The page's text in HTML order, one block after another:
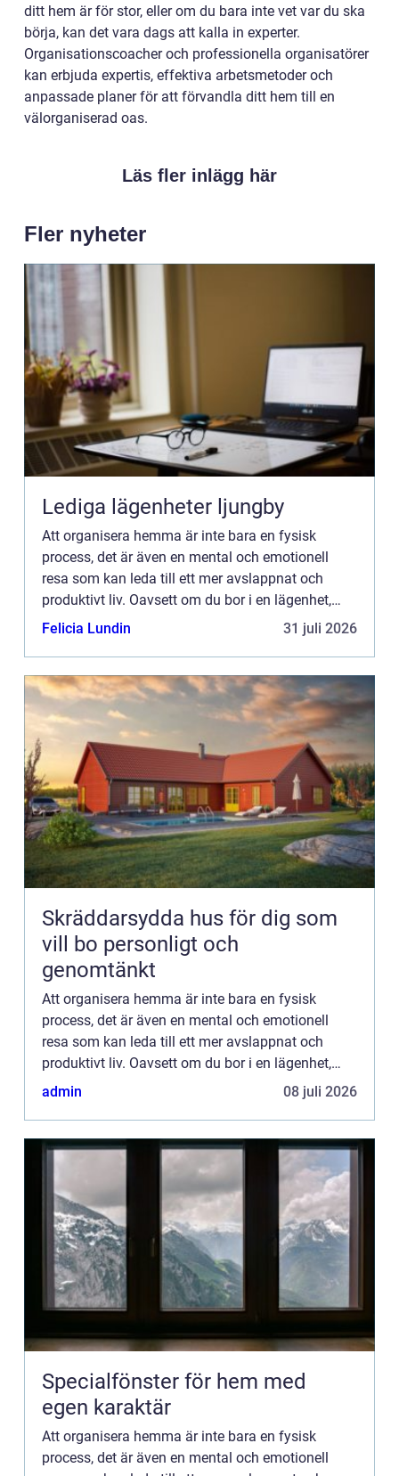
ditt hem är för stor, eller om du bara inte vet var du ska
börja, kan det vara dags att kalla in experter.
Organisationscoacher och professionella organisatörer
kan erbjuda expertis, effektiva arbetsmetoder och
anpassade planer för att förvandla ditt hem till en
välorganiserad oas.
Läs fler inlägg här
Fler nyheter
Lediga lägenheter ljungby
Att organisera hemma är inte bara en fysisk
process, det är även en mental och emotionell
resa som kan leda till ett mer avslappnat och
produktivt liv. Oavsett om du bor i en lägenhet,
hus eller till och med i en studio, kan ö...
Felicia Lundin 31 juli 2026
Skräddarsydda hus för dig som
vill bo personligt och
genomtänkt
Att organisera hemma är inte bara en fysisk
process, det är även en mental och emotionell
resa som kan leda till ett mer avslappnat och
produktivt liv. Oavsett om du bor i en lägenhet,
hus eller till och med i en studio, kan ö...
admin 08 juli 2026
Specialfönster för hem med
egen karaktär
Att organisera hemma är inte bara en fysisk
process, det är även en mental och emotionell